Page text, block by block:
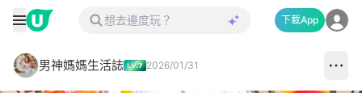
下載App
男神媽媽生活誌 2026/01/31